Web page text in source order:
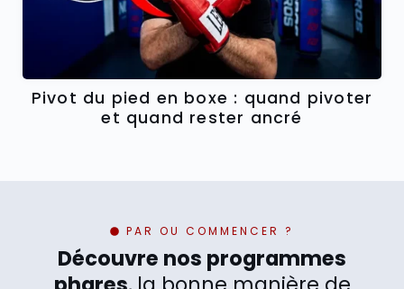
Pivot du pied en boxe : quand pivoter
et quand rester ancré
PAR OU COMMENCER ?
Découvre nos programmes